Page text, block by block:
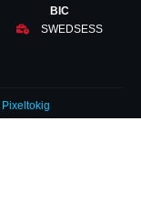
BIC
SWEDSESS
Pixeltokig